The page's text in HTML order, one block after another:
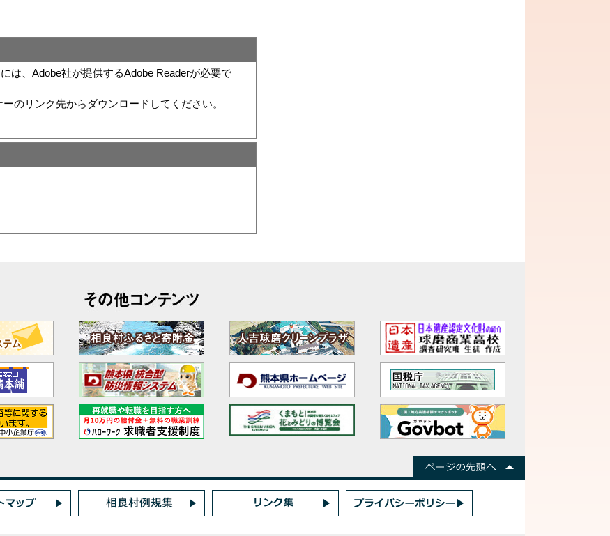
は、Adobe社が提供するAdobe Readerが必要で
のリンク先からダウンロードしてください。